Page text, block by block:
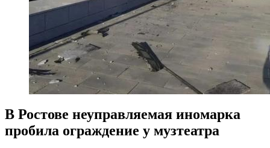
В Ростове неуправляемая иномарка
пробила ограждение у музтеатра